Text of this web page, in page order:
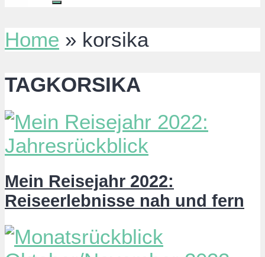
Home » korsika
TAGKORSIKA
Mein Reisejahr 2022:
Reiseerlebnisse nah und fern